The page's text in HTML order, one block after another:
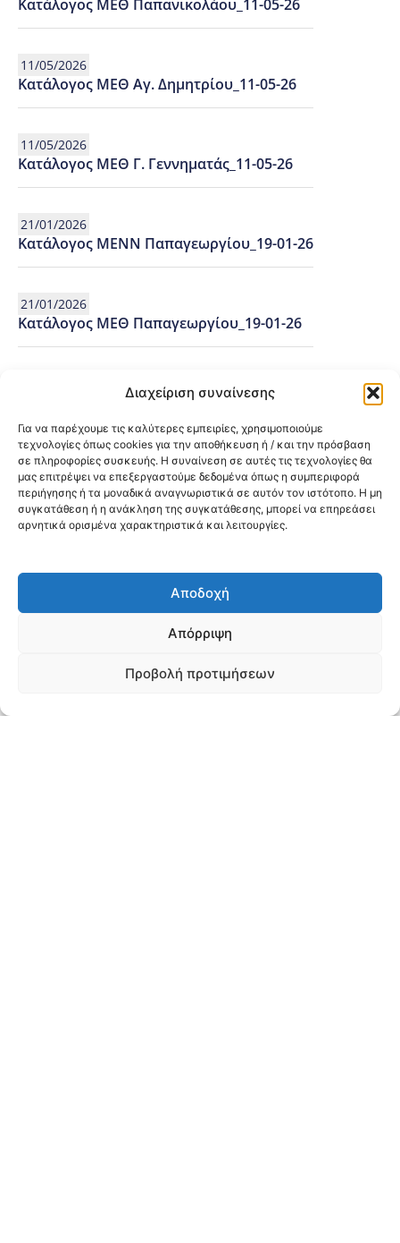
Διαχείριση συναίνεσης
Για να παρέχουμε τις καλύτερες εμπειρίες, χρησιμοποιούμε
τεχνολογίες όπως cookies για την αποθήκευση ή / και την πρόσβαση
σε πληροφορίες συσκευής. Η συναίνεση σε αυτές τις τεχνολογίες θα
μας επιτρέψει να επεξεργαστούμε δεδομένα όπως η συμπεριφορά
περιήγησης ή τα μοναδικά αναγνωριστικά σε αυτόν τον ιστότοπο. Η μη
συγκατάθεση ή η ανάκληση της συγκατάθεσης, μπορεί να επηρεάσει
αρνητικά ορισμένα χαρακτηριστικά και λειτουργίες.
Αποδοχή
Απόρριψη
Προβολή προτιμήσεων
Κατάλογος ΜΕΘ Παπανικολάου_11-05-26
11/05/2026
Κατάλογος ΜΕΘ Αγ. Δημητρίου_11-05-26
11/05/2026
Κατάλογος ΜΕΘ Γ. Γεννηματάς_11-05-26
21/01/2026
Κατάλογος ΜΕΝΝ Παπαγεωργίου_19-01-26
21/01/2026
Κατάλογος ΜΕΘ Παπαγεωργίου_19-01-26
Κατάλογος ΜΕΘ Παπανικολάου_19-01-26
21/01/2026
Κατάλογος ΜΕΘ Αγ. Δημητρίου_19-01-26
Κατάλογος ΜΕΝΝ Παπαγεωργίου_15-12-25